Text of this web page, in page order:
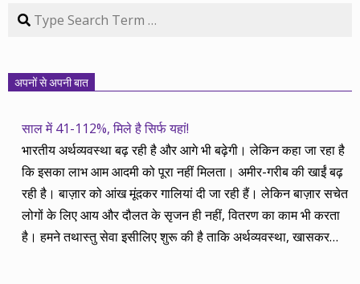
Search
अपनों से अपनी बात
साल में 41-112%, मिले है सिर्फ यहां!
भारतीय अर्थव्यवस्था बढ़ रही है और आगे भी बढ़ेगी। लेकिन कहा जा रहा है
कि इसका लाभ आम आदमी को पूरा नहीं मिलता। अमीर-गरीब की खाईं बढ़
रही है। बाज़ार को आंख मूंदकर गालियां दी जा रही हैं। लेकिन बाज़ार सचेत
लोगों के लिए आय और दौलत के सृजन ही नहीं, वितरण का काम भी करता
है। हमने तथास्तु सेवा इसीलिए शुरू की है ताकि अर्थव्यवस्था, खासकर